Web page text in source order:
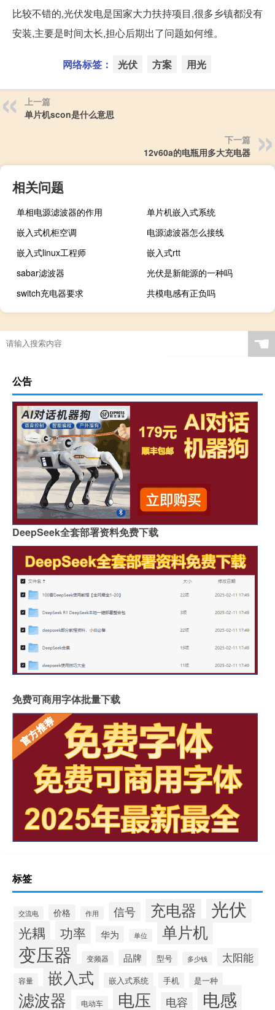
比较不错的,光伏发电是国家大力扶持项目,很多乡镇都没有
安装,主要是时间太长,担心后期出了问题如何维。
网络标签： 光伏 方案 用光
上一篇
单片机scon是什么意思
下一篇
12v60a的电瓶用多大充电器
相关问题
单相电源滤波器的作用
单片机嵌入式系统
嵌入式机柜空调
电源滤波器怎么接线
嵌入式linux工程师
嵌入式rtt
sabar滤波器
光伏是新能源的一种吗
switch充电器要求
共模电感有正负吗
☚
公告
DeepSeek全套部署资料免费下载
免费可商用字体批量下载
标签
交流电 价格 作用 信号 充电器 光伏
光耦 功率 华为 单位 单片机
变压器 变频器 品牌 型号 多少钱 太阳能
容量 嵌入式 嵌入式系统 手机 是一种
滤波器 电动车 电压 电容 电感